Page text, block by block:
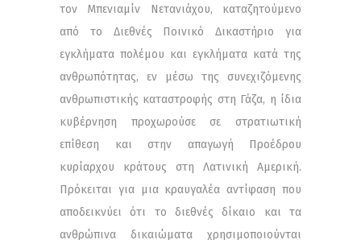
τον Μπενιαμίν Νετανιάχου, καταζητούμενο
από το Διεθνές Ποινικό Δικαστήριο για
εγκλήματα πολέμου και εγκλήματα κατά της
ανθρωπότητας, εν μέσω της συνεχιζόμενης
ανθρωπιστικής καταστροφής στη Γάζα, η ίδια
κυβέρνηση προχωρούσε σε στρατιωτική
επίθεση και στην απαγωγή Προέδρου
κυρίαρχου κράτους στη Λατινική Αμερική.
Πρόκειται για μια κραυγαλέα αντίφαση που
αποδεικνύει ότι το διεθνές δίκαιο και τα
ανθρώπινα δικαιώματα χρησιμοποιούνται